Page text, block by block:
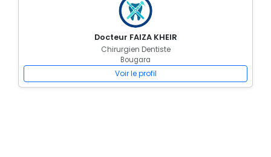
Docteur FAIZA KHEIR
Chirurgien Dentiste
Bougara
Voir le profil